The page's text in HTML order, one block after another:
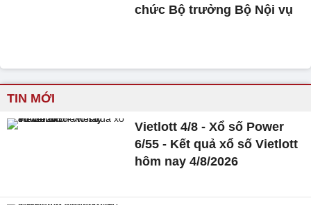
chức Bộ trưởng Bộ Nội vụ
TIN MỚI
Vietlott 4/8 - Xổ số Power
6/55 - Kết quả xổ số Vietlott
hôm nay 4/8/2026